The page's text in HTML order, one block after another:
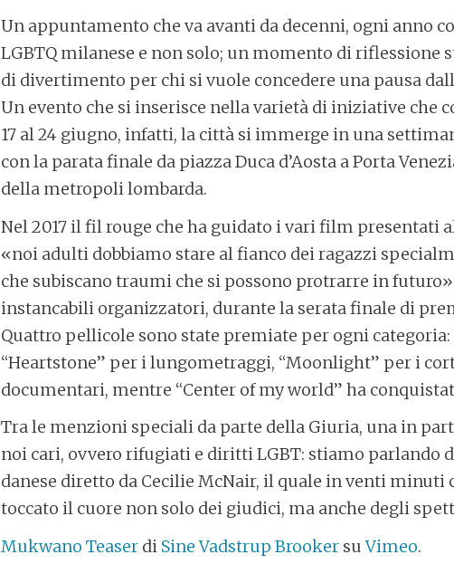
Un appuntamento che va avanti da decenni, ogni anno
LGBTQ milanese e non solo; un momento di riflessione
di divertimento per chi si vuole concedere una pausa
Un evento che si inserisce nella varietà di iniziative che
17 al 24 giugno, infatti, la città si immerge in una
con la parata finale da piazza Duca d’Aosta a Porta
della metropoli lombarda.
Nel 2017 il fil rouge che ha guidato i vari film presentati
«noi adulti dobbiamo stare al fianco dei ragazzi
che subiscano traumi che si possono protrarre in
instancabili organizzatori, durante la serata finale di
Quattro pellicole sono state premiate per ogni
“Heartstone” per i lungometraggi, “Moonlight” per i
documentari, mentre “Center of my world” ha
Tra le menzioni speciali da parte della Giuria, una in
noi cari, ovvero rifugiati e diritti LGBT: stiamo parlando
danese diretto da Cecilie McNair, il quale in venti minuti
toccato il cuore non solo dei giudici, ma anche degli
Mukwano Teaser di Sine Vadstrup Brooker suVimeo.